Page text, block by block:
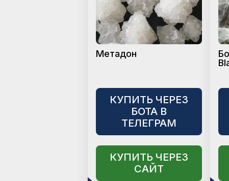
Метадон
КУПИТЬ ЧЕРЕЗ
БОТА В
ТЕЛЕГРАМ
КУПИТЬ ЧЕРЕЗ
САЙТ